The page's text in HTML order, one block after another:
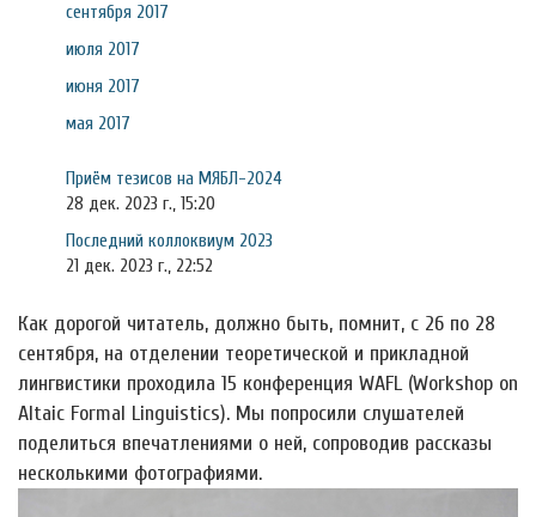
сентября 2017
июля 2017
июня 2017
мая 2017
Приём тезисов на МЯБЛ-2024
28 дек. 2023 г., 15:20
Последний коллоквиум 2023
21 дек. 2023 г., 22:52
Как дорогой читатель, должно быть, помнит, с 26 по 28
сентября, на отделении теоретической и прикладной
лингвистики проходила 15 конференция WAFL (Workshop on
Altaic Formal Linguistics). Мы попросили слушателей
поделиться впечатлениями о ней, сопроводив рассказы
несколькими фотографиями.